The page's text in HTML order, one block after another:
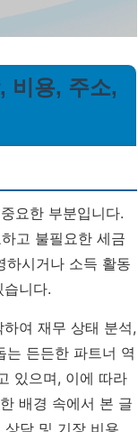
비용, 주소,
요한 부분입니다.
고 불필요한 세금
하시거나 소득 활동
니다.
여 재무 상태 분석,
든든한 파트너 역
있으며, 이에 따라
배경 속에서 본 글
담 및 기장 비용,